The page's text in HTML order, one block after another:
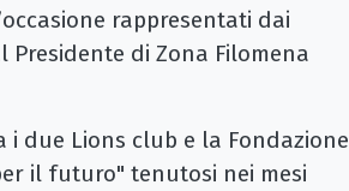
rappresentati dai
Presidente di Zona Filomena
due Lions club e la Fondazione
il futuro" tenutosi nei mesi